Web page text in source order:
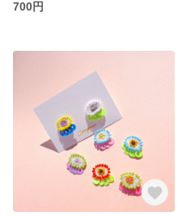
700円